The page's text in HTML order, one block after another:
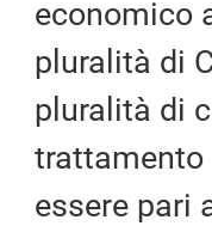
economico
pluralità di
pluralità di
trattamento
essere pari